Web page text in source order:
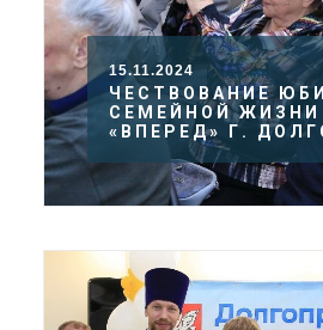
15.11.2024
ЧЕСТВОВАНИЕ
СЕМЕЙНОЙ ЖИЗНИ
«ВПЕРЕД» Г.